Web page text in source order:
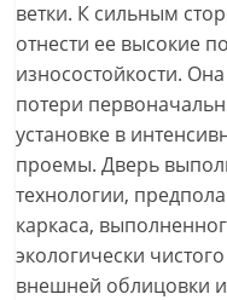
ветки. К сильным
отнести ее высокие
износостойкости.
потери
установке в
проемы. Дверь
технологии,
каркаса,
экологически
внешней облицовки